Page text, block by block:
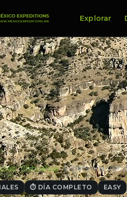
Explorar
· Chihuahua · Experiencia VIP:
⏱ DÍA COMPLETO EASY